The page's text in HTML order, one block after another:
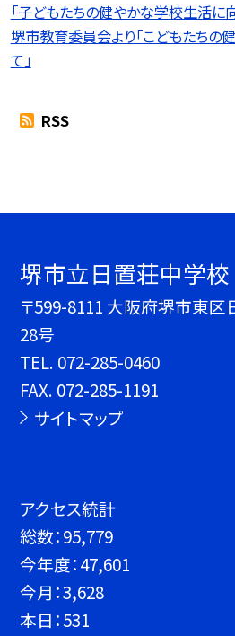
「子どもたちの健やかな学校生活に
堺市教育委員会より「こどもたちの
て」
RSS
堺市立日置荘中学校
〒599-8111 大阪府堺市東
28号
TEL. 072-285-0460
FAX. 072-285-1191
サイトマップ
アクセス統計
総数：95,779
今年度：47,601
今月：3,628
本日：531